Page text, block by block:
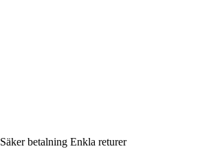
Säker betalning Enkla returer